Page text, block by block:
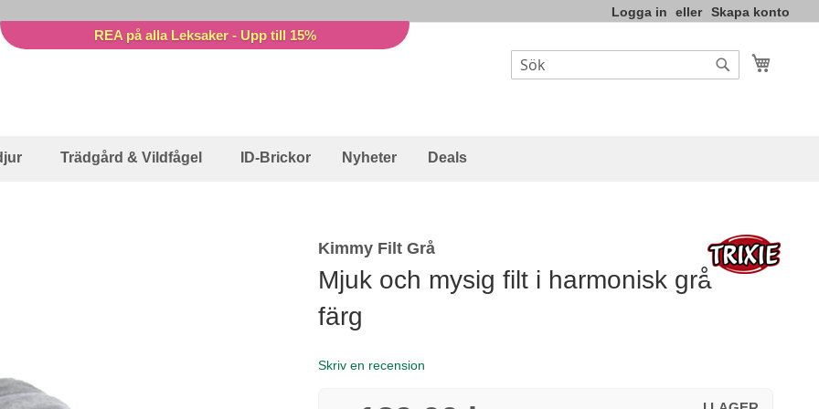
Logga in Skapa konto
REA på alla Leksaker - Upp till 15%
Sök
Trädgård & Vildfågel ID-Brickor Nyheter Deals
Kimmy Filt Grå
Mjuk och mysig filt i harmonisk grå
färg
Skriv en recension